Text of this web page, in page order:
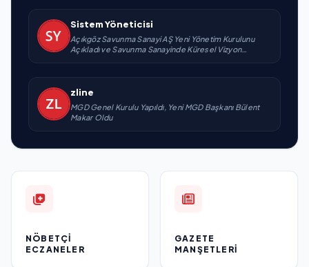
Sistem Yöneticisi
Açıkgöz Savunma Sanayi AŞ Yeni Yönetim Kurulunu
Açıkladı ve Savunma Sanayinde Küresel Vizyon
zline
MGD Genel Kurulu Yapıldı, Yeni MGD Başkanı Bülent
Makar Oldu
NÖBETÇI
ECZANELER
GAZETE
MANŞETLERI